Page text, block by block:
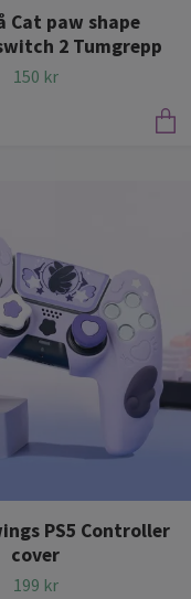
Cat paw shape
2 Tumgrepp
150 kr
PS5 Controller
cover
199 kr